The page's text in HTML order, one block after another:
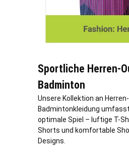
Sportliche Herren-
Badminton
Unsere Kollektion an Herren-
Badmintonkleidung
optimale Spiel – luftige T-
Shorts und komfortable
Designs.